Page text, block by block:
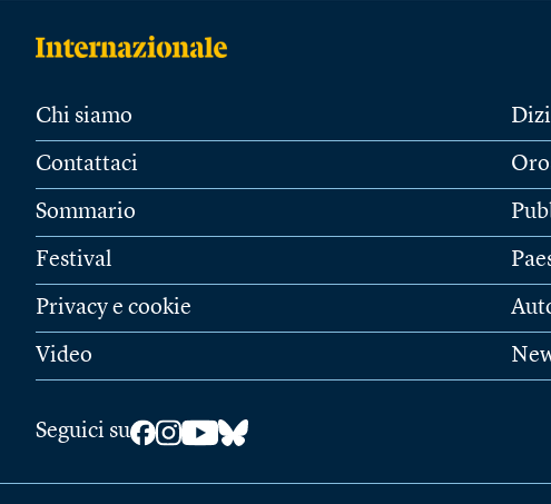
Chi siamo
Contattaci
Sommario
Festival
Privacy e cookie
Video
Seguici su